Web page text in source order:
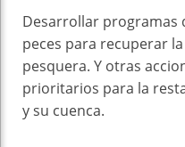
Desarrollar programas
peces para recuperar
pesquera. Y otras
prioritarios para la
y su cuenca.